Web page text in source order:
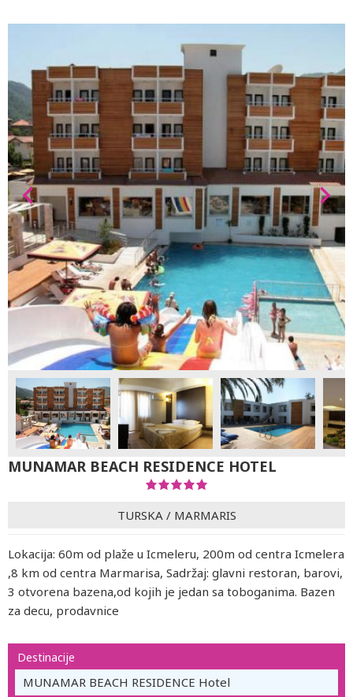
MUNAMAR BEACH RESIDENCE HOTEL
TURSKA / MARMARIS
Lokacija: 60m od plaže u Icmeleru, 200m od centra Icmelera
,8 km od centra Marmarisa, Sadržaj: glavni restoran, barovi,
3 otvorena bazena,od kojih je jedan sa toboganima. Bazen
za decu, prodavnice
Destinacije
MUNAMAR BEACH RESIDENCE Hotel